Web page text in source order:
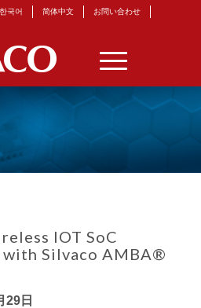
한국어 简体中文 お問い合わせ
IOT SoC
Silvaco AMBA®
29日